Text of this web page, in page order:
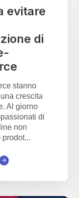
evitare
di
stanno
crescita
Al giorno
di
non